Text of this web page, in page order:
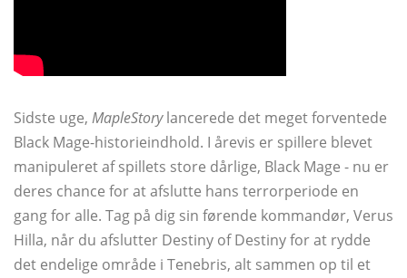
Sidste uge, MapleStorylancerede det meget forventede
Black Mage-historieindhold. I årevis er spillere blevet
manipuleret af spillets store dårlige, Black Mage - nu er
deres chance for at afslutte hans terrorperiode en
gang for alle. Tag på dig sin førende kommandør, Verus
Hilla, når du afslutter Destiny of Destiny for at rydde
det endelige område i Tenebris, alt sammen op til et